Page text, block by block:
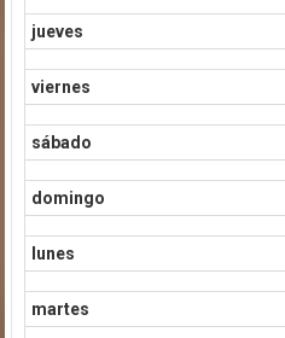
jueves
viernes
sábado
domingo
lunes
martes